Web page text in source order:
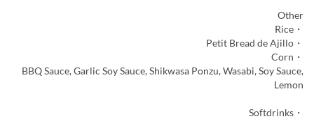
Other
・Rice
・Petit Bread de Ajillo
・Corn
BBQ Sauce, Garlic Soy Sauce, Shikwasa Ponzu, Wasabi, Soy Sauce,
Lemon
・Softdrinks